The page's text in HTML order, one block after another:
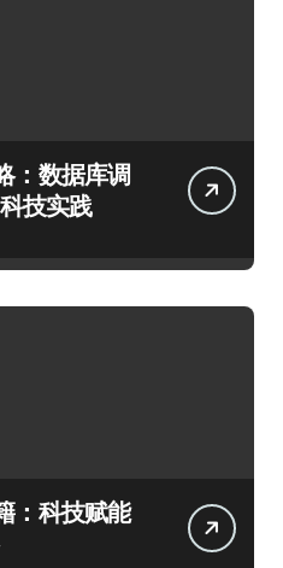
：数据库调
技实践
：科技赋能